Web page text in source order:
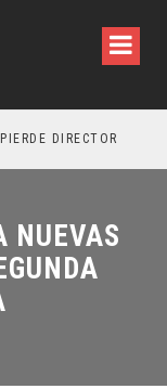
DIRECTOR